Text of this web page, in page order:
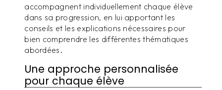
accompagnent individuellement chaque élève
dans sa progression, en lui apportant les
conseils et les explications nécessaires pour
bien comprendre les différentes thématiques
abordées.
Une approche personnalisée
pour chaque élève